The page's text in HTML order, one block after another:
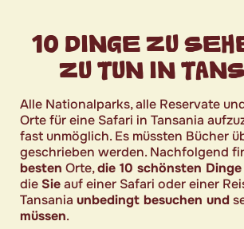
10 DINGE ZU
ZU TUN IN
Alle Nationalparks, alle Reservate
Orte für eine Safari in Tansania
fast unmöglich. Es müssten Bücher
geschrieben werden. Nachfolgend
besten Orte,die 10 schönsten
die Sieauf einer Safari oder einer
Tansania unbedingt besuchen und
müssen.